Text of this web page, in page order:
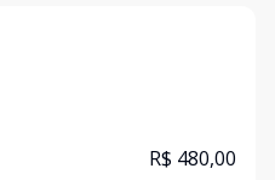
R$ 480,00